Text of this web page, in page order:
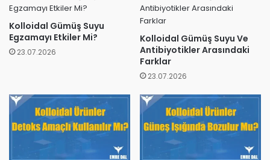
Kolloidal Gümüş Suyu
Egzamayı Etkiler Mi?
23.07.2026
Kolloidal Gümüş Suyu Ve
Antibiyotikler Arasındaki
Farklar
23.07.2026